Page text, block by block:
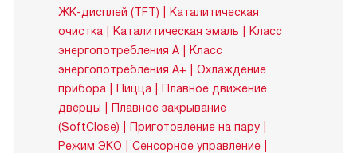
ЖК-дисплей (TFT)
Каталитическая
очистка
Каталитическая эмаль
Класс
энергопотребления A
Класс
энергопотребления A+
Охлаждение
прибора
Пицца
Плавное движение
дверцы
Плавное закрывание
(SoftClose)
Приготовление на пару
Режим ЭКО
Сенсорное управление